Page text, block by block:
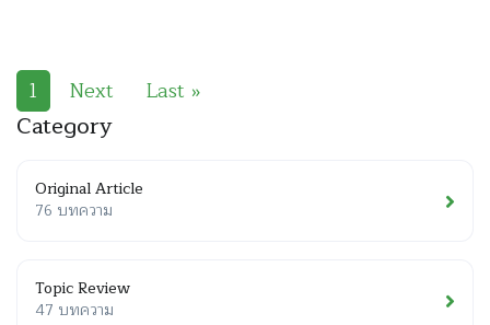
1 Next Last »
Category
Original Article
76 บทความ
Topic Review
47 บทความ